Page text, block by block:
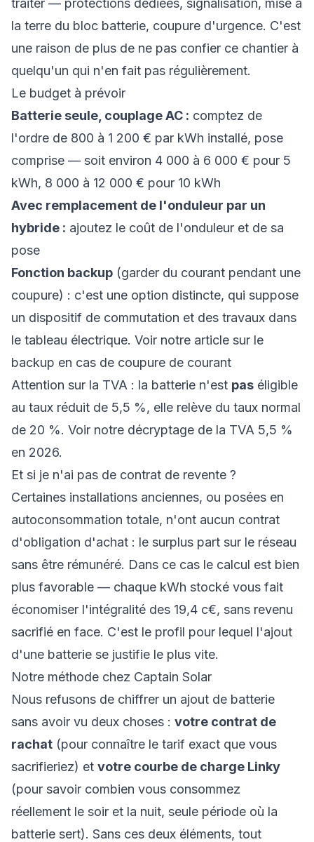
traiter — protections dédiées, signalisation, mise à
la terre du bloc batterie, coupure d'urgence. C'est
une raison de plus de ne pas confier ce chantier à
quelqu'un qui n'en fait pas régulièrement.
Le budget à prévoir
Batterie seule, couplage AC : comptez de
l'ordre de 800 à 1 200 € par kWh installé, pose
comprise — soit environ 4 000 à 6 000 € pour 5
kWh, 8 000 à 12 000 € pour 10 kWh
Avec remplacement de l'onduleur par un
hybride : ajoutez le coût de l'onduleur et de sa
pose
Fonction backup (garder du courant pendant une
coupure) : c'est une option distincte, qui suppose
un dispositif de commutation et des travaux dans
le tableau électrique. Voir notre article sur le
backup en cas de coupure de courant
Attention sur la TVA : la batterie n'est pas éligible
au taux réduit de 5,5 %, elle relève du taux normal
de 20 %. Voir notre décryptage de la TVA 5,5 %
en 2026.
Et si je n'ai pas de contrat de revente ?
Certaines installations anciennes, ou posées en
autoconsommation totale, n'ont aucun contrat
d'obligation d'achat : le surplus part sur le réseau
sans être rémunéré. Dans ce cas le calcul est bien
plus favorable — chaque kWh stocké vous fait
économiser l'intégralité des 19,4 c€, sans revenu
sacrifié en face. C'est le profil pour lequel l'ajout
d'une batterie se justifie le plus vite.
Notre méthode chez Captain Solar
Nous refusons de chiffrer un ajout de batterie
sans avoir vu deux choses : votre contrat de
rachat (pour connaître le tarif exact que vous
sacrifieriez) et votre courbe de charge Linky
(pour savoir combien vous consommez
réellement le soir et la nuit, seule période où la
batterie sert). Sans ces deux éléments, tout